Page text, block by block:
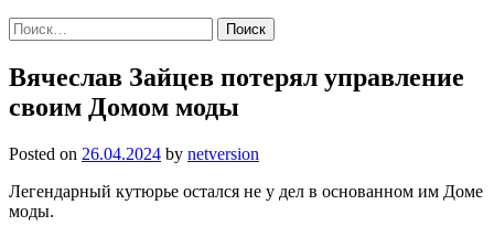
Найти:
Вячеслав Зайцев потерял управление
своим Домом моды
Posted on 26.04.2024 by netversion
Легендарный кутюрье остался не у дел в основанном им Доме
моды.